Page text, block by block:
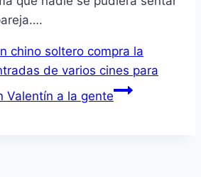
chino soltero compra la
de varios cines para
Valentín a la gente